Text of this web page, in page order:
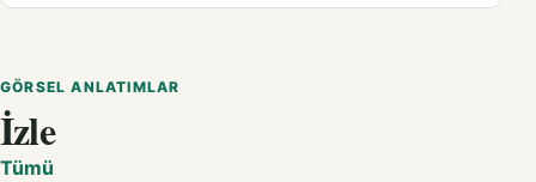
GÖRSEL ANLATIMLAR
İzle
Tümü